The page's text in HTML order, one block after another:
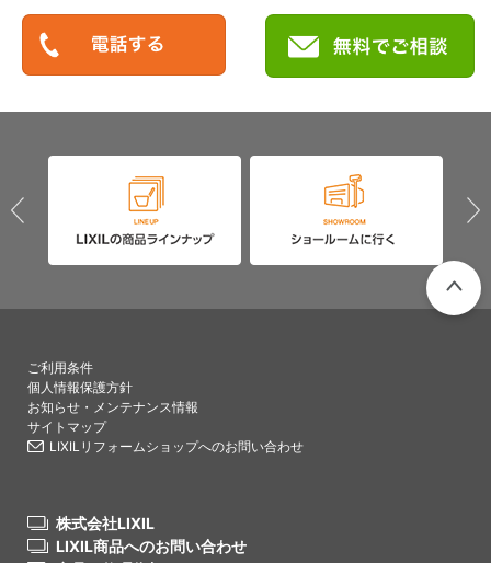
ご利用条件
個人情報保護方針
お知らせ・メンテナンス情報
サイトマップ
LIXILリフォームショップへのお問い合わせ
株式会社LIXIL
LIXIL商品へのお問い合わせ